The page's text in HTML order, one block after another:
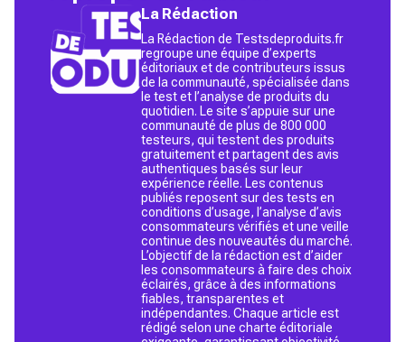
La Rédaction
La Rédaction de Testsdeproduits.fr
regroupe une équipe d’experts
éditoriaux et de contributeurs issus
de la communauté, spécialisée dans
le test et l’analyse de produits du
quotidien. Le site s’appuie sur une
communauté de plus de 800 000
testeurs, qui testent des produits
gratuitement et partagent des avis
authentiques basés sur leur
expérience réelle. Les contenus
publiés reposent sur des tests en
conditions d’usage, l’analyse d’avis
consommateurs vérifiés et une veille
continue des nouveautés du marché.
L’objectif de la rédaction est d’aider
les consommateurs à faire des choix
éclairés, grâce à des informations
fiables, transparentes et
indépendantes. Chaque article est
rédigé selon une charte éditoriale